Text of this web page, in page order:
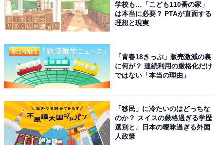
学校も…「こども110番の家」
は本当に必要？ PTAが直面する
理想と現実
「青春18きっぷ」販売激減の裏
に何が？ 連続利用の厳格化だけ
ではない「本当の理由」
「移民」に冷たいのはどっちな
のか？ スイスの厳格過ぎる学歴
選別と、日本の曖昧過ぎる外国
人政策